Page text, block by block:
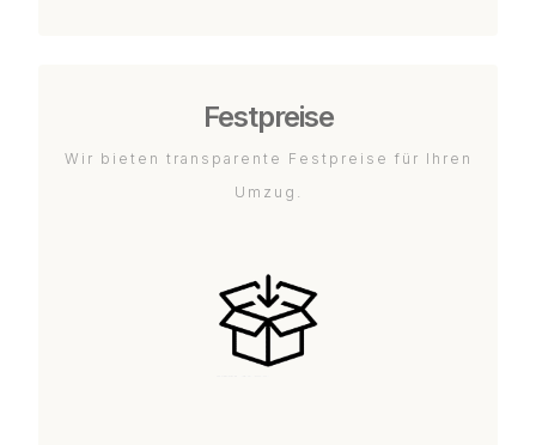
Festpreise
Wir bieten transparente Festpreise für Ihren
Umzug.